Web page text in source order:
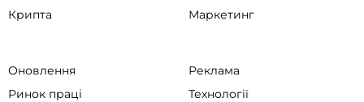
Крипта
Маркетинг
Оновлення
Реклама
Ринок праці
Технології